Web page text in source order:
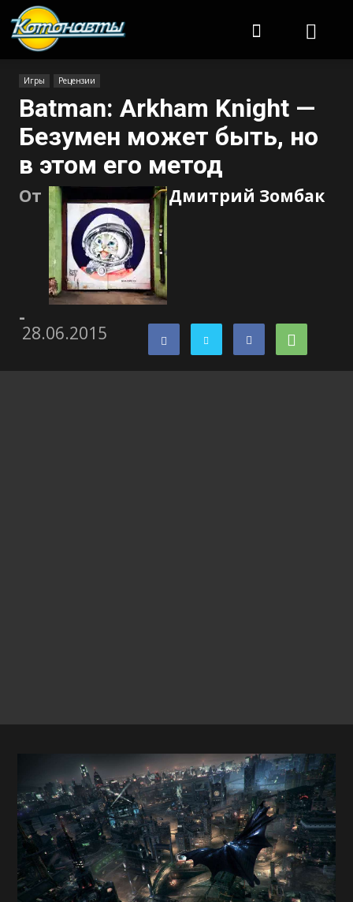
Игры Рецензии
Batman: Arkham Knight —
Безумен может быть, но
в этом его метод
От Дмитрий Зомбак
-
28.06.2015